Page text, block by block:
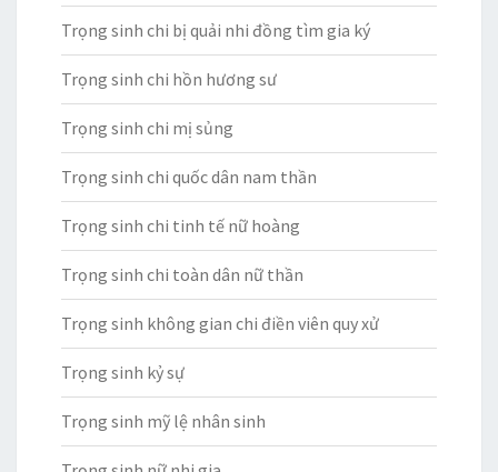
Trọng sinh chi bị quải nhi đồng tìm gia ký
Trọng sinh chi hồn hương sư
Trọng sinh chi mị sủng
Trọng sinh chi quốc dân nam thần
Trọng sinh chi tinh tế nữ hoàng
Trọng sinh chi toàn dân nữ thần
Trọng sinh không gian chi điền viên quy xử
Trọng sinh kỷ sự
Trọng sinh mỹ lệ nhân sinh